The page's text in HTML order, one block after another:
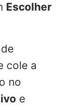
Escolher
cole a
no
e